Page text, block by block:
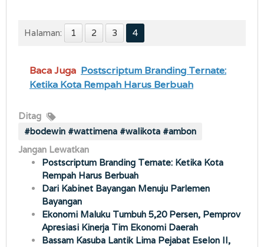
Halaman: 1 2 3 4
Baca Juga Postscriptum Branding Ternate:
Ketika Kota Rempah Harus Berbuah
Ditag
#bodewin #wattimena #walikota #ambon
Jangan Lewatkan
Postscriptum Branding Ternate: Ketika Kota
Rempah Harus Berbuah
Dari Kabinet Bayangan Menuju Parlemen
Bayangan
Ekonomi Maluku Tumbuh 5,20 Persen, Pemprov
Apresiasi Kinerja Tim Ekonomi Daerah
Bassam Kasuba Lantik Lima Pejabat Eselon II,